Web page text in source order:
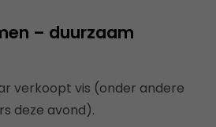
– duurzaam
verkoopt vis (onder andere
deze avond).